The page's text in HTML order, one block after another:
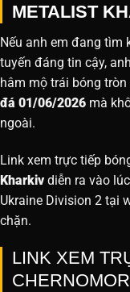
METALIST
Nếu anh em đang tìm
tuyến đáng tin cậy,
hâm mộ trái bóng
đá 01/06/2026 mà
ngoài.
Link xem trực tiếp
Kharkiv diễn ra vào
Ukraine Division 2 tại
chặn.
LINK XEM